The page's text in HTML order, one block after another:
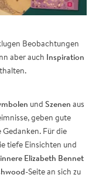
Beobachtungen
aber auch Inspiration
undSzenenaus
geben gute
Für die
tiefe Einsichten und
innere Elizabeth Bennet
-Seite an sich zu